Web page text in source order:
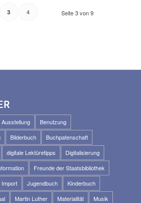
Seite 3 von 9
3 4
Ausstellung
Benutzung
Bilderbuch
Buchpatenschaft
digitale Lektüretipps
Digitalisierung
Freunde der Staatsbibliothek
Import Jugendbuch
Kinderbuch
Martin Luther Materialität
Musik